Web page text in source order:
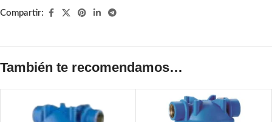
Compartir:
También te recomendamos…